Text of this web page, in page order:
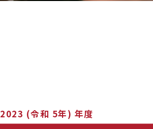
2023 (令和 5年) 年度